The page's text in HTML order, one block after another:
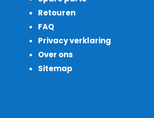
Retouren
FAQ
Privacy verklaring
Over ons
Sitemap